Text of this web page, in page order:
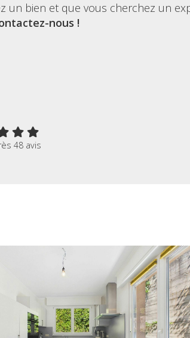
un bien et que vous cherchez un
nous !
48 avis